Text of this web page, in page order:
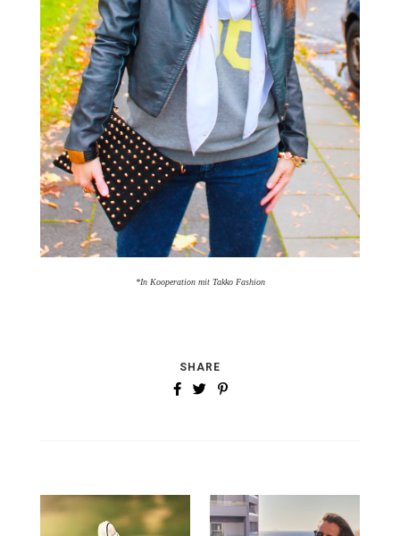
*In Kooperation mit Takko Fashion
SHARE